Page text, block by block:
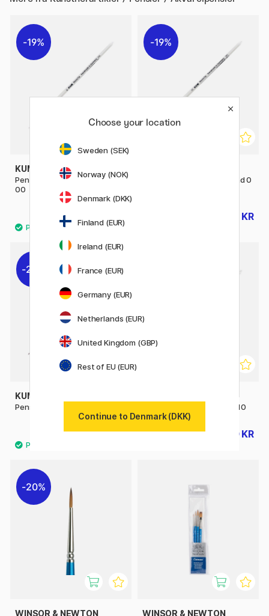
19%
KUM
Pensel Memory Point Round
00
19%
Pensel Memory Point Round 0
34 KR
20%
KUM
Pensel Memory Point Round 1
35 KR
44 KR
Pensel Memory Point Flat 10
60 KR
76 KR
20%
WINSOR & NEWTON WINSOR & NEWTON
Choose your location
Sweden (SEK)
Norway (NOK)
Denmark (DKK)
Finland (EUR)
Ireland (EUR)
France (EUR)
Germany (EUR)
Netherlands (EUR)
United Kingdom (GBP)
Rest of EU (EUR)
Continue to Denmark (DKK)